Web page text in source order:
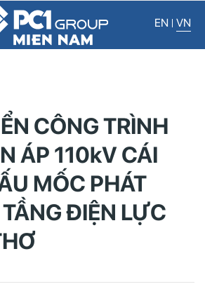
EN VN
CÔNG TRÌNH
ÁP 110kV CÁI
MỐC PHÁT
ĐIỆN LỰC